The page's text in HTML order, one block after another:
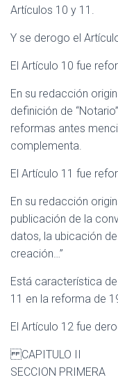
Artículos 10 y 11.
Y se derogo el
El Artículo 10 fue
En su redacción
definición de
reformas antes
complementa.
El Artículo 11 fue
En su redacción
publicación de la
datos, la ubicación
creación…”
Está característica
11 en la reforma de
El Artículo 12 fue
CAPITULO II
SECCION PRIMERA